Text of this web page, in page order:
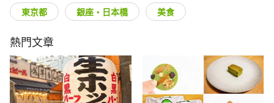
東京都 銀座・日本橋 美食
熱門文章